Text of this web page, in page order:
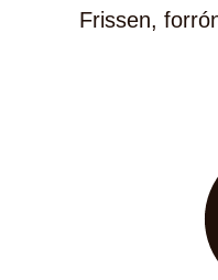
Frissen,